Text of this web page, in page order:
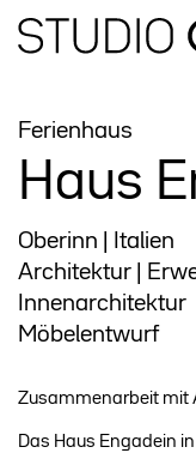
Ferienhaus
Haus
Oberinn | Italien
Architektur |
Innenarchitektur
Möbelentwurf
Zusammenarbeit mit
Das Haus Engadein